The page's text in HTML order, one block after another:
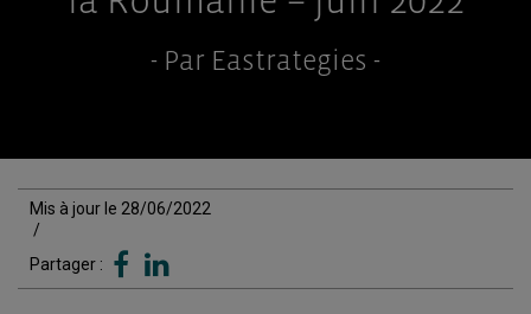
- Par Eastrategies -
Mis à jour le 28/06/2022
/
Partager :